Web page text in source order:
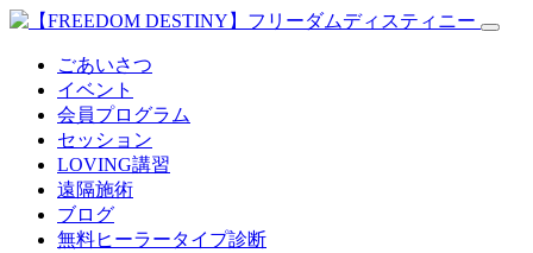
ごあいさつ
イベント
会員プログラム
セッション
LOVING講習
遠隔施術
ブログ
無料ヒーラータイプ診断